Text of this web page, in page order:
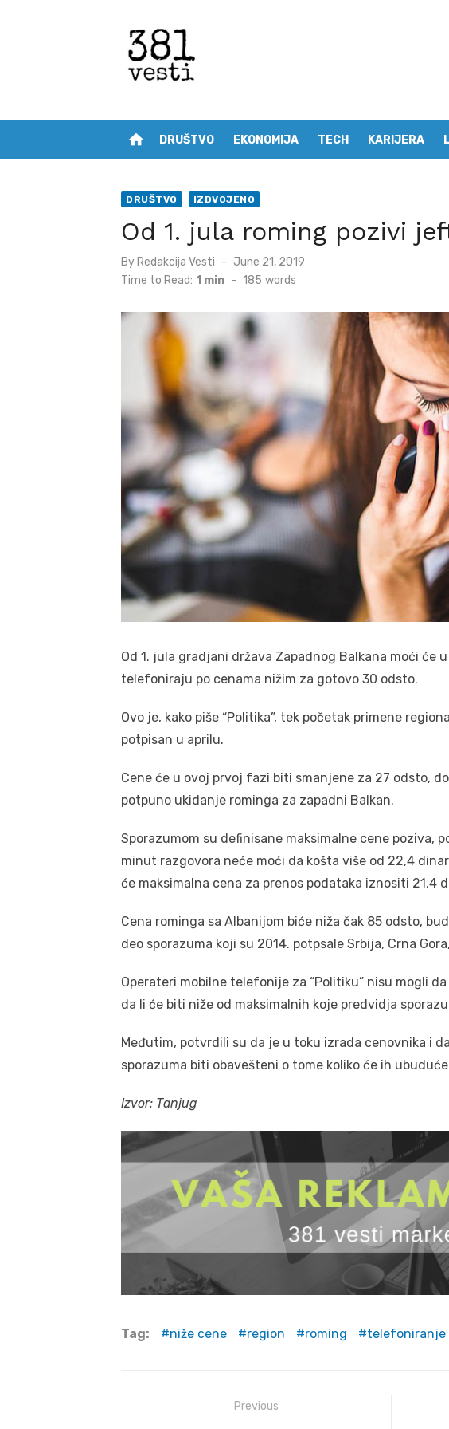
home DRUŠTVO EKONOMIJA TECH KARIJERA
DRUŠTVO IZDVOJENO
Od 1. jula roming pozivi
By Redakcija Vesti
Posted
on
June 21, 2019
Time to Read: 1 min - 185 words
Od 1. jula gradjani država Zapadnog Balkana moći će
telefoniraju po cenama nižim za gotovo 30 odsto.
Ovo je, kako piše “Politika”, tek početak primene
potpisan u aprilu.
Cene će u ovoj prvoj fazi biti smanjene za 27 odsto,
potpuno ukidanje rominga za zapadni Balkan.
Sporazumom su definisane maksimalne cene poziva,
minut razgovora neće moći da košta više od 22,4
će maksimalna cena za prenos podataka iznositi 21,4
Cena rominga sa Albanijom biće niža čak 85 odsto,
deo sporazuma koji su 2014. potpsale Srbija, Crna
Operateri mobilne telefonije za “Politiku” nisu mogli
da li će biti niže od maksimalnih koje predvidja
Međutim, potvrdili su da je u toku izrada cenovnika i
sporazuma biti obavešteni o tome koliko će ih
Izvor: Tanjug
Tag: niže cene region roming telefoniranje
Previous